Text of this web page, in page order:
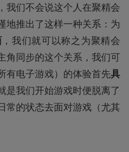
我们不会说这个人在聚精会
地推出了这样一种关系：为
，我们就可以称之为聚精会
角同步的这个关系，我们可
有电子游戏）的体验首先具
是我们开始游戏时便脱离了
常的状态去面对游戏（尤其